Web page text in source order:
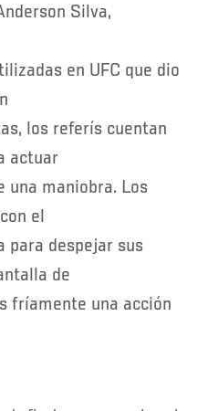
Silva,
en UFC que dio
los referís cuentan
actuar
maniobra. Los
el
para despejar sus
de
fríamente una acción